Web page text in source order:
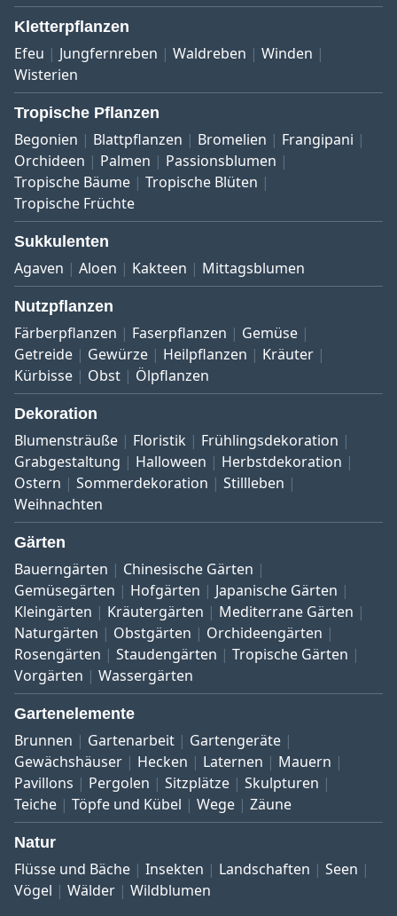
Kletterpflanzen
Efeu Jungfernreben Waldreben
Winden
Wisterien
Tropische Pflanzen
Begonien Blattpflanzen Bromelien
Frangipani
Orchideen
Palmen
Passionsblumen
Tropische Bäume
Tropische Blüten
Tropische Früchte
Sukkulenten
Agaven Aloen Kakteen Mittagsblumen
Nutzpflanzen
Färberpflanzen Faserpflanzen
Gemüse
Getreide
Gewürze Heilpflanzen
Kräuter
Kürbisse
Obst Ölpflanzen
Dekoration
Blumensträuße Floristik
Frühlingsdekoration
Grabgestaltung
Halloween
Herbstdekoration
Ostern
Sommerdekoration
Stillleben
Weihnachten
Gärten
Bauerngärten
Chinesische Gärten
Gemüsegärten
Hofgärten
Japanische Gärten
Kleingärten
Kräutergärten
Mediterrane Gärten
Naturgärten
Obstgärten
Orchideengärten
Rosengärten
Staudengärten
Tropische Gärten
Vorgärten
Wassergärten
Gartenelemente
Brunnen Gartenarbeit
Gartengeräte
Gewächshäuser
Hecken Laternen
Mauern
Pavillons
Pergolen Sitzplätze
Skulpturen
Teiche
Töpfe und Kübel Wege Zäune
Natur
Flüsse und Bäche Insekten Landschaften
Seen
Vögel
Wälder Wildblumen